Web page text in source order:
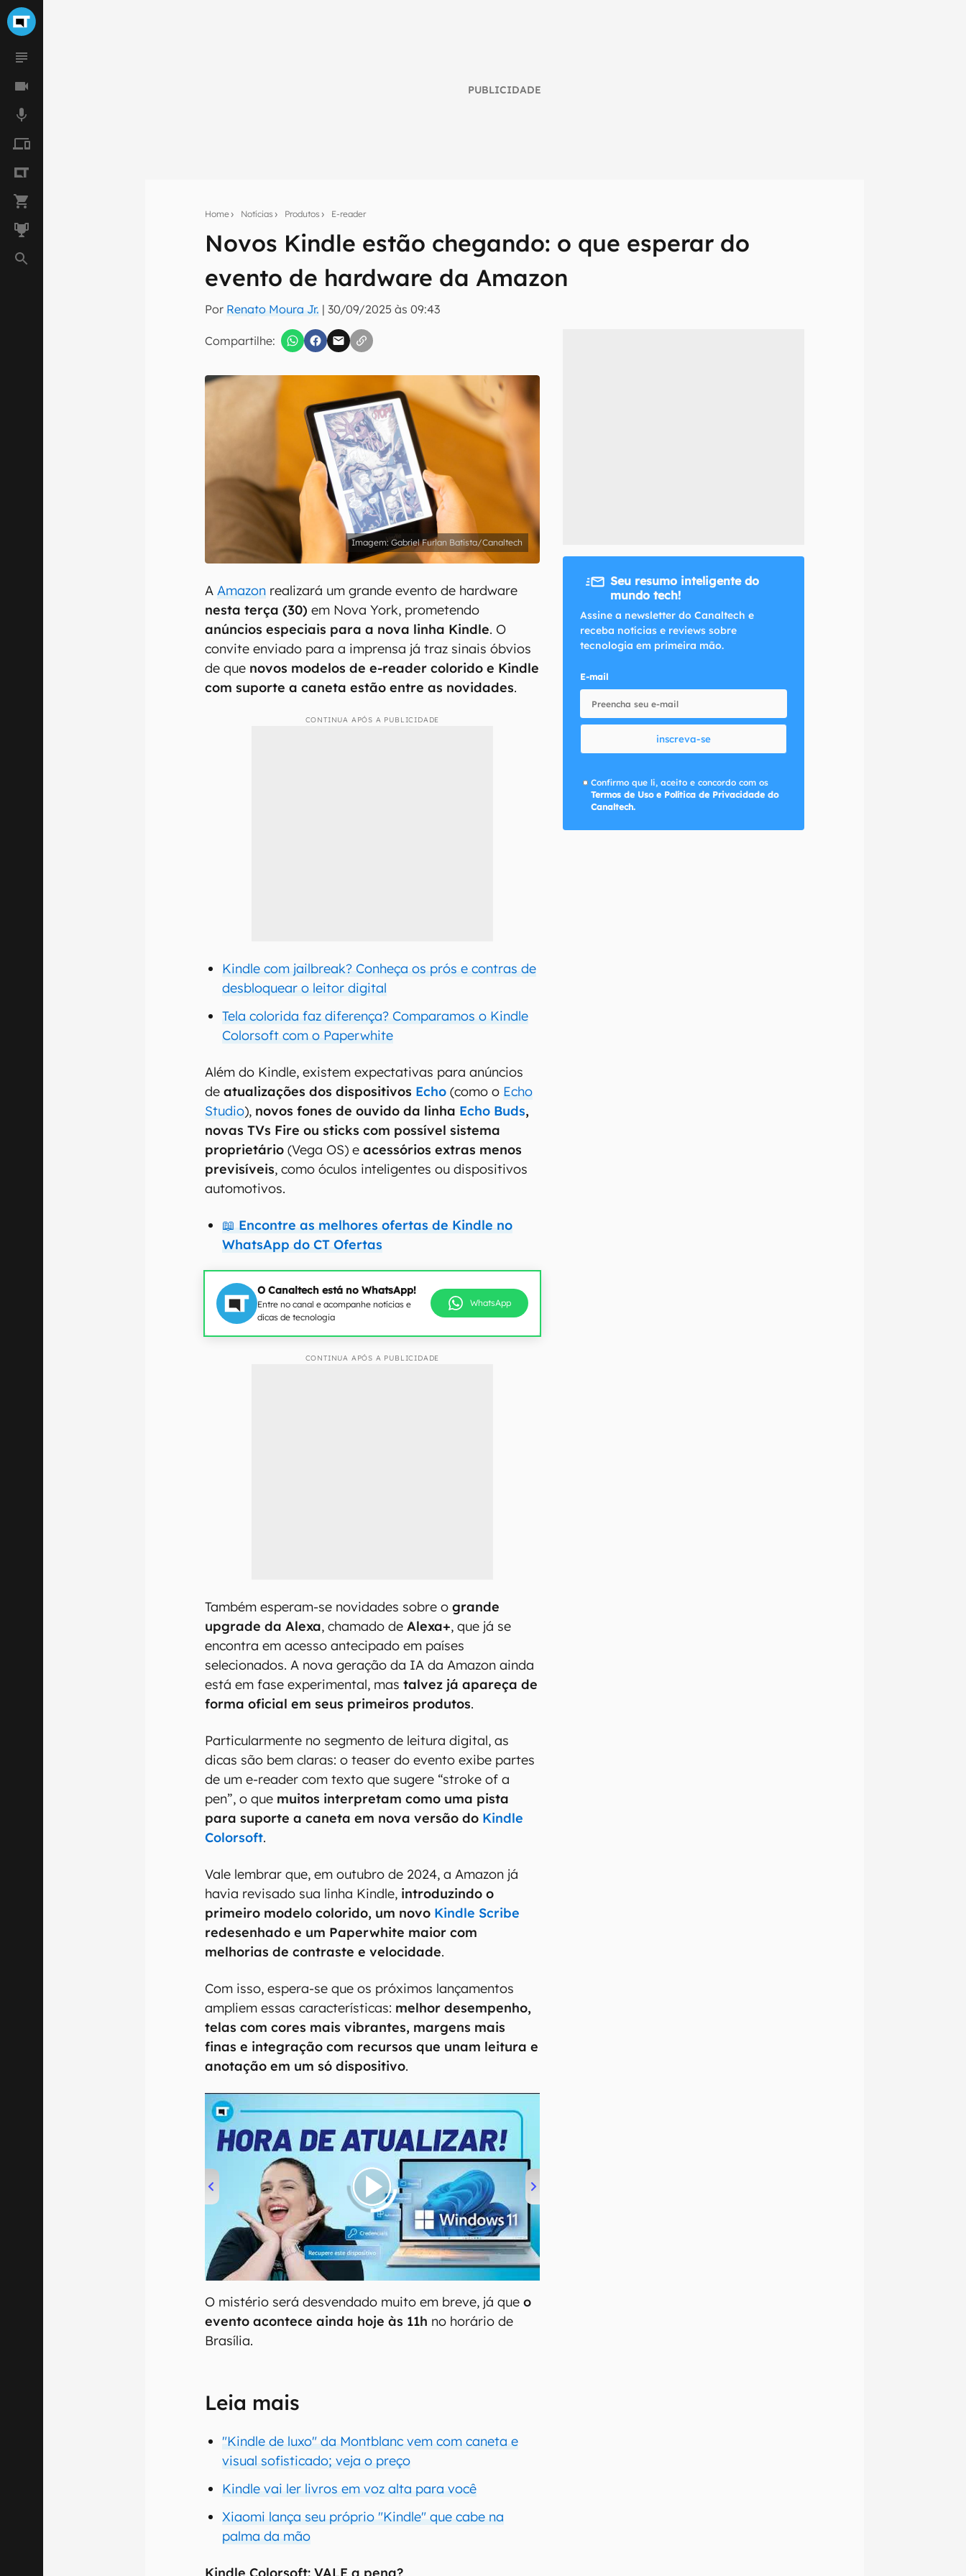
PUBLICIDADE
Home Notícias Produtos E-reader
Novos Kindle estão chegando: o que esperar do
evento de hardware da Amazon
Por Renato Moura Jr. |30/09/2025 às 09:43
Compartilhe:
Seu resumo inteligente do mundo tech!
Assine a newsletter do Canaltech e receba notícias e reviews sobre tecnologia em primeira
inscreva-se
Confirmo que li, aceito e concordo com os Termos de Uso e Política de Privacidade do Canaltech.
Gabriel Furlan Batista/Canaltech
AAmazon realizará um grande evento de hardware
nesta terça (30) em Nova York, prometendo
anúncios especiais para a nova linha Kindle. O
convite enviado para a imprensa já traz sinais óbvios
de que novos modelos de e-reader colorido e Kindle
com suporte a caneta estão entre as novidades.
CONTINUA APÓS A PUBLICIDADE
Kindle com jailbreak? Conheça os prós e contras de
desbloquear o leitor digital
Tela colorida faz diferença? Comparamos o Kindle
Colorsoft com o Paperwhite
Além do Kindle, existem expectativas para anúncios
deatualizações dos dispositivos Echo (como o Echo
Studio), novos fones de ouvido da linha Echo Buds,
novas TVs Fire ou sticks com possível sistema
proprietário (Vega OS) eacessórios extras menos
previsíveis, como óculos inteligentes ou dispositivos
automotivos.
📖 Encontre as melhores ofertas de Kindle no
WhatsApp do CT Ofertas
O Canaltech está no WhatsApp!
Entre no canal e acompanhe notícias e
dicas de tecnologia
WhatsApp
CONTINUA APÓS A PUBLICIDADE
Também esperam-se novidades sobre ogrande
upgrade da Alexa, chamado deAlexa+, que já se
encontra em acesso antecipado em países
selecionados. A nova geração da IA da Amazon ainda
está em fase experimental, mastalvez já apareça de
forma oficial em seus primeiros produtos.
Particularmente no segmento de leitura digital, as
dicas são bem claras: o teaser do evento exibe partes
de um e-reader com texto que sugere “stroke of a
pen”, o que muitos interpretam como uma pista
para suporte a caneta em nova versão do Kindle
Colorsoft.
Vale lembrar que, em outubro de 2024, a Amazon já
havia revisado sua linha Kindle, introduzindo o
primeiro modelo colorido, um novo Kindle Scribe
redesenhado e um Paperwhite maior com
melhorias de contraste e velocidade.
Com isso, espera-se que os próximos lançamentos
ampliem essas características: melhor desempenho,
telas com cores mais vibrantes, margens mais
finas e integração com recursos que unam leitura e
anotação em um só dispositivo.
00:00/04:52
O mistério será desvendado muito em breve, já queo
evento acontece ainda hoje às 11h no horário de
Brasília.
Leia mais
"Kindle de luxo" da Montblanc vem com caneta e
visual sofisticado; veja o preço
Kindle vai ler livros em voz alta para você
Xiaomi lança seu próprio "Kindle" que cabe na
palma da mão
Seu resumo inteligente do
mundo tech!
Assine a newsletter do Canaltech e
receba notícias e reviews sobre
tecnologia em primeira mão.
E-mail
inscreva-se
Confirmo que li, aceito e concordo com os
Termos de Uso e Política de Privacidade do
Canaltech.